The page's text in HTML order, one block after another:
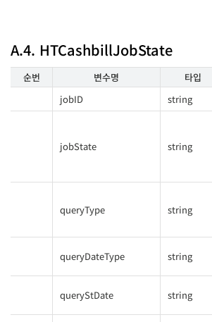
A.4. HTCashbillJobState
순번 변수명 타입
jobID
string
jobState string
queryType string
queryDateType string
queryStDate string